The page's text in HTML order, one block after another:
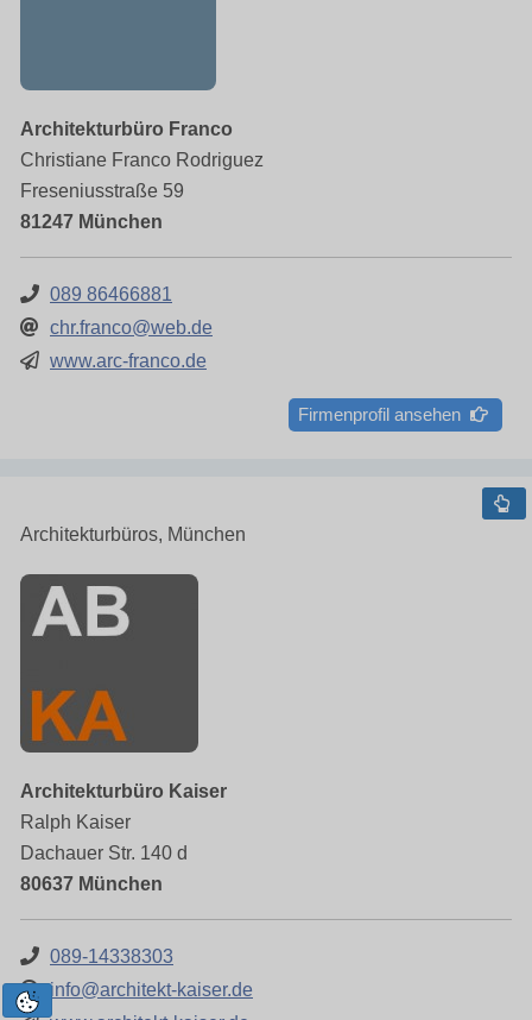
Architekturbüro Franco
Christiane Franco Rodriguez
Freseniusstraße 59
81247 München
089 86466881
chr.franco@web.de
www.arc-franco.de
Firmenprofil ansehen
Architekturbüros, München
Architekturbüro Kaiser
Ralph Kaiser
Dachauer Str. 140 d
80637 München
089-14338303
info@architekt-kaiser.de